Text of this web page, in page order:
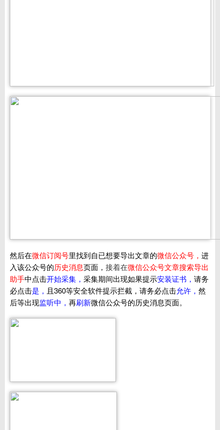
然后在微信订阅号里找到自已想要导出文章的微信公众号， 进
入该公众号的历史消息页面， 接着在微信公众号文章搜索导出
助手中点击开始采集， 采集期间出现如果提示安装证书， 请务
必点击是， 且360等安全软件提示拦截，请务必点击允许， 然
后等出现监听中， 再刷新微信公众号的历史消息页面。